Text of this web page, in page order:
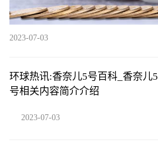
2023-07-03
环球热讯:香奈儿5号百科_香奈儿5
号相关内容简介介绍
2023-07-03